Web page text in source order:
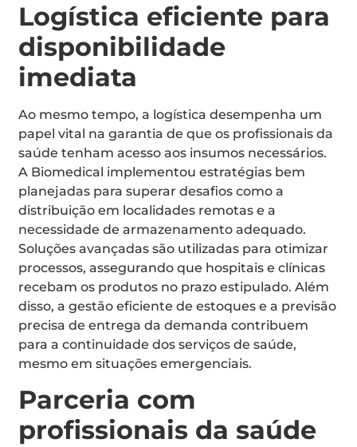
Logística eficiente para
disponibilidade
imediata
Ao mesmo tempo, a logística desempenha um
papel vital na garantia de que os profissionais da
saúde tenham acesso aos insumos necessários.
A Biomedical implementou estratégias bem
planejadas para superar desafios como a
distribuição em localidades remotas e a
necessidade de armazenamento adequado.
Soluções avançadas são utilizadas para otimizar
processos, assegurando que hospitais e clínicas
recebam os produtos no prazo estipulado. Além
disso, a gestão eficiente de estoques e a previsão
precisa de entrega da demanda contribuem
para a continuidade dos serviços de saúde,
mesmo em situações emergenciais.
Parceria com
profissionais da saúde